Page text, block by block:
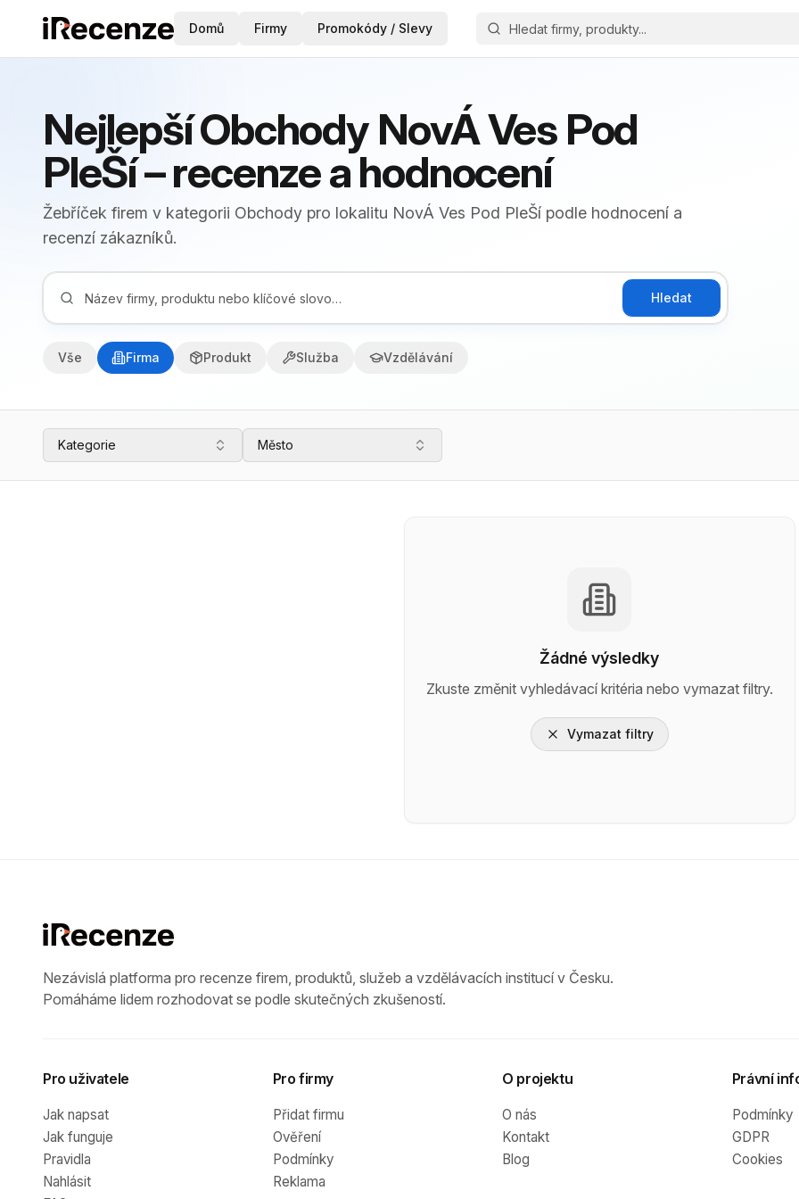
Domů Firmy Promokódy / Slevy
Nejlepší Obchody NovÁ Ves Pod
PleŠí – recenze a hodnocení
Žebříček firem v kategorii Obchody pro lokalitu NovÁ Ves Pod PleŠí podle hodnocení a
recenzí zákazníků.
Hledat
Vše Firma Produkt Služba Vzdělávání
Kategorie Město
Žádné výsledky
Zkuste změnit vyhledávací kritéria nebo vymazat filtry.
Vymazat filtry
Nezávislá platforma pro recenze firem, produktů, služeb a vzdělávacích institucí v Česku.
Pomáháme lidem rozhodovat se podle skutečných zkušeností.
Pro uživatele
Jak napsat
Jak funguje
Pravidla
Nahlásit
Pro firmy
Přidat firmu
Ověření
Podmínky
Reklama
O projektu
O nás
Kontakt
Blog
Právní
Podmínky
GDPR
Cookies